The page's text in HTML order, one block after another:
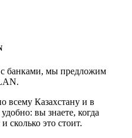
с банками, мы предложим
всему Казахстану и в
вы знаете, когда
сколько это стоит.